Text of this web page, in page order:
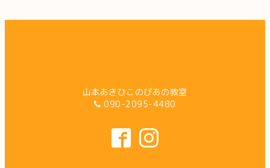
山本あきひこのぴあの教室
090-2095-4480